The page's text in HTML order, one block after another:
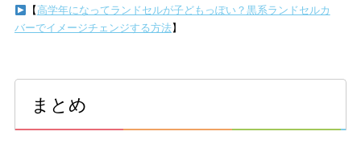
【高学年になってランドセルが子どもっぽい？黒系ランドセルカ
バーでイメージチェンジする方法】
まとめ